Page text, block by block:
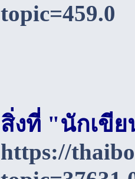
topic=459.0
สิ่งที่ "นักเขี
https://